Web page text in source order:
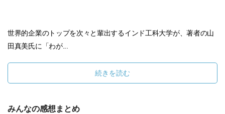
世界的企業のトップを次々と輩出するインド工科大学が、著者の山
田真美氏に「わが...
続きを読む
みんなの感想まとめ